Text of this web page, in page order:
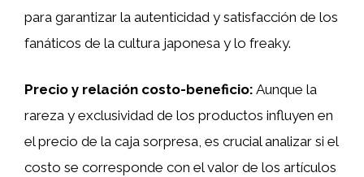
para garantizar la autenticidad y satisfacción de los
fanáticos de la cultura japonesa y lo freaky.
Precio y relación costo-beneficio: Aunque la
rareza y exclusividad de los productos influyen en
el precio de la caja sorpresa, es crucial analizar si el
costo se corresponde con el valor de los artículos